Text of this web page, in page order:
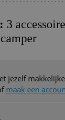
3
jezelf
maak een